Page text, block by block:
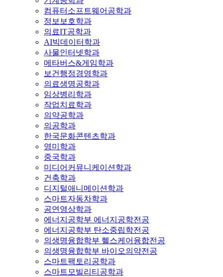
컴퓨터소프트웨어공학과
정보보호학과
의료IT공학과
AI빅데이터학과
사물인터넷학과
메타버스&게임학과
보건행정경영학과
의료생명공학과
임상병리학과
작업치료학과
의약공학과
의공학과
한국문화콘텐츠학과
영미학과
중국학과
미디어커뮤니케이션학과
건축학과
디지털애니메이션학과
스마트자동차학과
공연영상학과
에너지공학부 에너지공학전공
에너지공학부 탄소중립학전공
의생명융합학부 헬스케어융합전공
의생명융합학부 바이오의약전공
스마트팩토리공학과
스마트모빌리티공학과